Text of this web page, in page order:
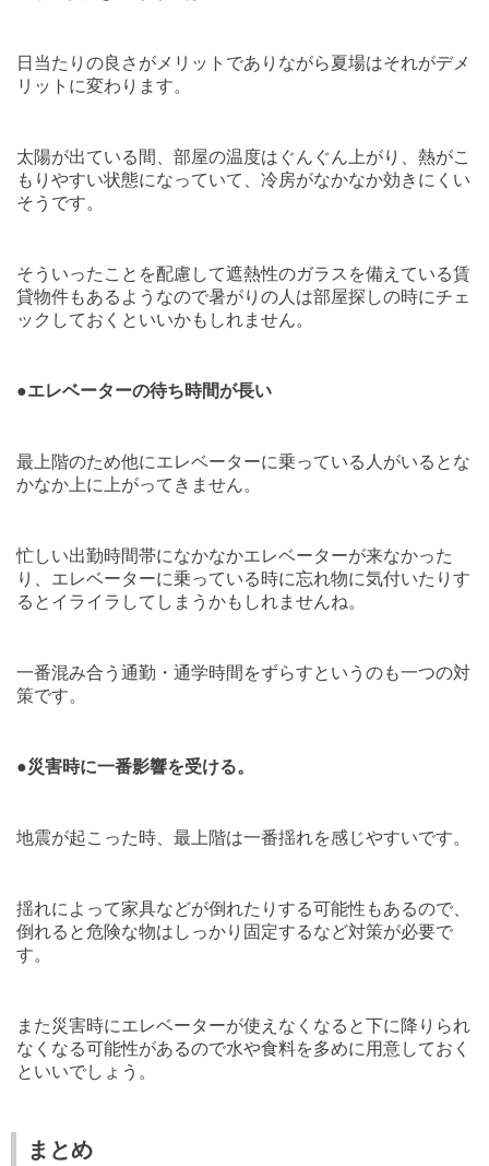
日当たりの良さがメリットでありながら夏場はそれがデメ
リットに変わります。
太陽が出ている間、部屋の温度はぐんぐん上がり、熱がこ
もりやすい状態になっていて、冷房がなかなか効きにくい
そうです。
そういったことを配慮して遮熱性のガラスを備えている賃
貸物件もあるようなので暑がりの人は部屋探しの時にチェ
ックしておくといいかもしれません。
●エレベーターの待ち時間が長い
最上階のため他にエレベーターに乗っている人がいるとな
かなか上に上がってきません。
忙しい出勤時間帯になかなかエレベーターが来なかった
り、エレベーターに乗っている時に忘れ物に気付いたりす
るとイライラしてしまうかもしれませんね。
一番混み合う通勤・通学時間をずらすというのも一つの対
策です。
●災害時に一番影響を受ける。
地震が起こった時、最上階は一番揺れを感じやすいです。
揺れによって家具などが倒れたりする可能性もあるので、
倒れると危険な物はしっかり固定するなど対策が必要で
す。
また災害時にエレベーターが使えなくなると下に降りられ
なくなる可能性があるので水や食料を多めに用意しておく
といいでしょう。
まとめ